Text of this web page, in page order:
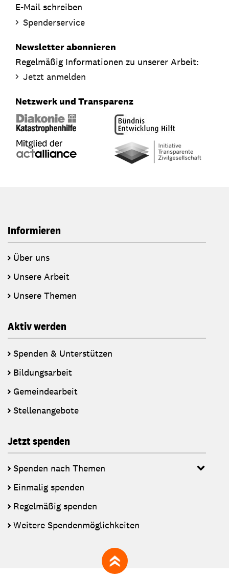
E-Mail schreiben
Spenderservice
Newsletter abonnieren
Regelmäßig Informationen zu unserer Arbeit:
Jetzt anmelden
Netzwerk und Transparenz
Informieren
Über uns
Unsere Arbeit
Unsere Themen
Aktiv werden
Spenden & Unterstützen
Bildungsarbeit
Gemeindearbeit
Stellenangebote
Jetzt spenden
Spenden nach Themen
Einmalig spenden
Regelmäßig spenden
Weitere Spendenmöglichkeiten
zum Seitenanfang